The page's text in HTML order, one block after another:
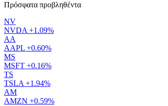
Πρόσφατα προβληθέντα
NV
NVDA +1.09%
AA
AAPL +0.60%
MS
MSFT +0.16%
TS
TSLA +1.94%
AM
AMZN +0.59%